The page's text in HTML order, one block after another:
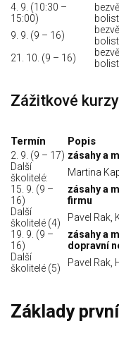
4. 9. (10:30 –
15:00)
9. 9. (9 – 16)
21. 10. (9 – 16)
Zážitkové kurzy
Termín Popis
2. 9. (9 – 17) zásahy a
Další
školitelé:
Martina
15. 9. (9 –
16)
zásahy a
firmu
Další
školitelé (4)
Pavel Rak,
19. 9. (9 –
16)
zásahy a
dopravní
Další
školitelé (5)
Pavel Rak,
Základy